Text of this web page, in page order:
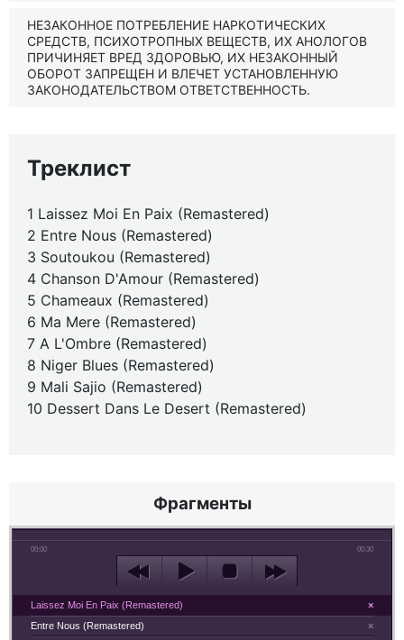
НЕЗАКОННОЕ ПОТРЕБЛЕНИЕ НАРКОТИЧЕСКИХ
СРЕДСТВ, ПСИХОТРОПНЫХ ВЕЩЕСТВ, ИХ АНОЛОГОВ
ПРИЧИНЯЕТ ВРЕД ЗДОРОВЬЮ, ИХ НЕЗАКОННЫЙ
ОБОРОТ ЗАПРЕЩЕН И ВЛЕЧЕТ УСТАНОВЛЕННУЮ
ЗАКОНОДАТЕЛЬСТВОМ ОТВЕТСТВЕННОСТЬ.
Треклист
1 Laissez Moi En Paix (Remastered)
2 Entre Nous (Remastered)
3 Soutoukou (Remastered)
4 Chanson D'Amour (Remastered)
5 Chameaux (Remastered)
6 Ma Mere (Remastered)
7 A L'Ombre (Remastered)
8 Niger Blues (Remastered)
9 Mali Sajio (Remastered)
10 Dessert Dans Le Desert (Remastered)
Фрагменты
00:00 00:30
×
Laissez Moi En Paix (Remastered)
×
Entre Nous (Remastered)